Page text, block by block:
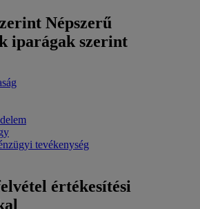
Népszerű
iparágak szerint
tevékenység
értékesítési